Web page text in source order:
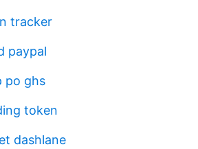
tracker
paypal
po ghs
token
dashlane